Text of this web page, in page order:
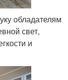
обладателям
свет,
и